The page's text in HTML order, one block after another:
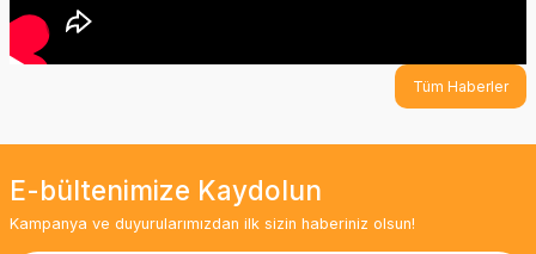
Tüm Haberler
E-bültenimize Kaydolun
Kampanya ve duyurularımızdan ilk sizin haberiniz olsun!